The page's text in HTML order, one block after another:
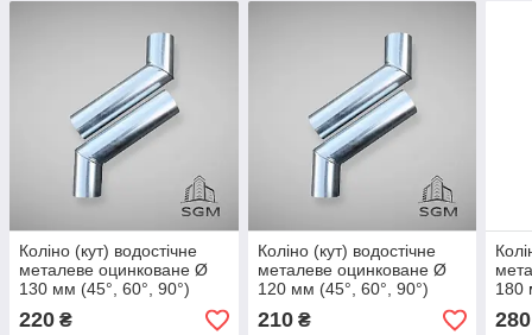
Коліно (кут) водостічне
металеве оцинковане Ø
130 мм (45°, 60°, 90°)
220 ₴
Коліно (кут) водостічне
металеве оцинковане Ø
120 мм (45°, 60°, 90°)
210₴
180
280